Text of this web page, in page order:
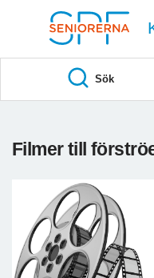
Sök
Filmer till